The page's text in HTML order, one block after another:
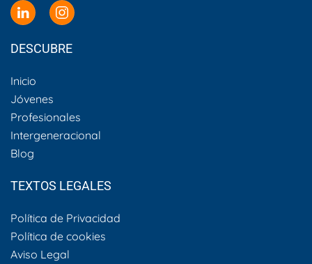
DESCUBRE
Inicio
Jóvenes
Profesionales
Intergeneracional
Blog
TEXTOS LEGALES
Política de Privacidad
Política de cookies
Aviso Legal